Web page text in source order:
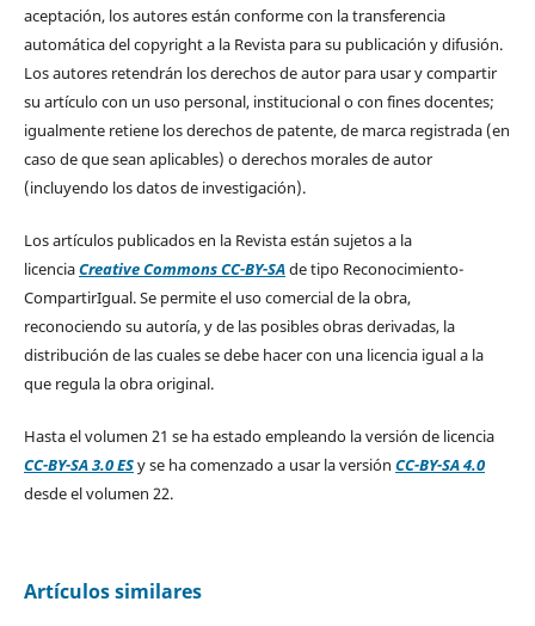
aceptación, los autores están conforme con la transferencia
automática del copyright a la Revista para su publicación y difusión.
Los autores retendrán los derechos de autor para usar y compartir
su artículo con un uso personal, institucional o con fines docentes;
igualmente retiene los derechos de patente, de marca registrada (en
caso de que sean aplicables) o derechos morales de autor
(incluyendo los datos de investigación).
Los artículos publicados en la Revista están sujetos a la
licenciaCreative Commons CC-BY-SAde tipo Reconocimiento-
CompartirIgual. Se permite el uso comercial de la obra,
reconociendo su autoría, y de las posibles obras derivadas, la
distribución de las cuales se debe hacer con una licencia igual a la
que regula la obra original.
Hasta el volumen 21 se ha estado empleando la versión de licencia
CC-BY-SA 3.0 ESy se ha comenzado a usar la versión CC-BY-SA 4.0
desde el volumen 22.
Artículos similares